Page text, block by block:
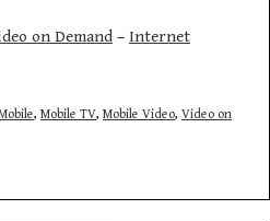
on Demand– Internet
, Mobile TV, Mobile Video, Video on